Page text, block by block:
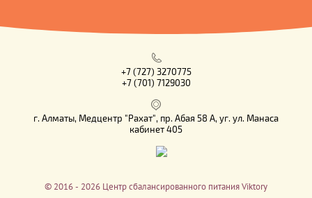
+7 (727) 3270775
+7 (701) 7129030
г. Алматы, Медцентр "Рахат", пр. Абая 58 А, уг. ул. Манаса
кабинет 405
© 2016 - 2026 Центр сбалансированного питания Viktory